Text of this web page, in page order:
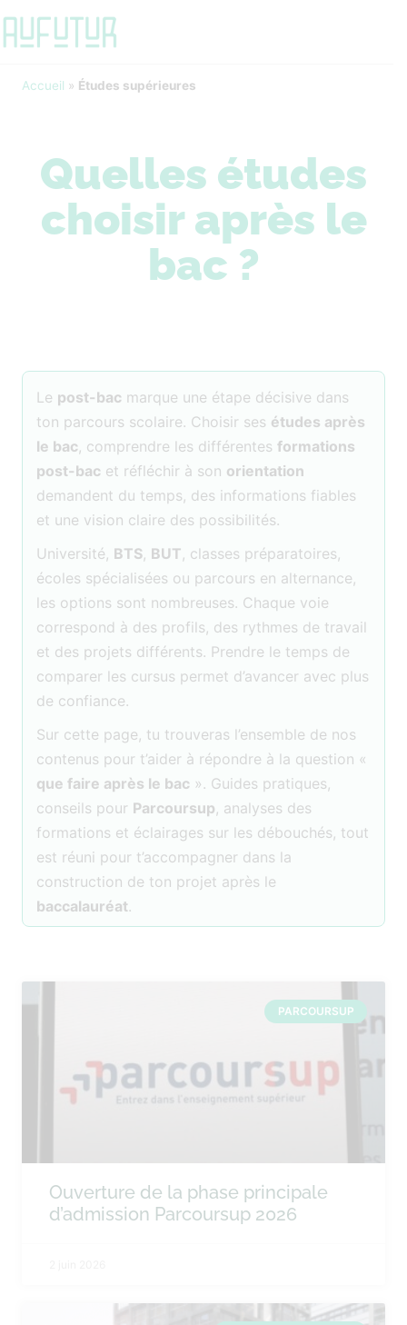
Accueil » Études supérieures
Quelles études
choisir après le
bac ?
Le post-bac marque une étape décisive dans
ton parcours scolaire. Choisir ses études après
le bac, comprendre les différentes formations
post-bac et réfléchir à son orientation
demandent du temps, des informations fiables
et une vision claire des possibilités.
Université, BTS, BUT, classes préparatoires,
écoles spécialisées ou parcours en alternance,
les options sont nombreuses. Chaque voie
correspond à des profils, des rythmes de travail
et des projets différents. Prendre le temps de
comparer les cursus permet d’avancer avec plus
de confiance.
Sur cette page, tu trouveras l’ensemble de nos
contenus pour t’aider à répondre à la question «
que faire après le bac ». Guides pratiques,
conseils pour Parcoursup, analyses des
formations et éclairages sur les débouchés, tout
est réuni pour t’accompagner dans la
construction de ton projet après le
baccalauréat.
PARCOURSUP
Ouverture de la phase principale
d’admission Parcoursup 2026